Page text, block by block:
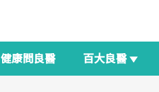
健康問良醫 百大良醫